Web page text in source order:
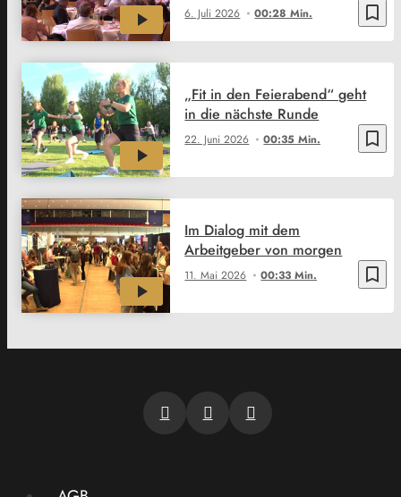
bookmark_border
6. Juli 2026 00:28 Min.
bookmark_border
22. Juni 2026 00:35 Min.
„Fit in den Feierabend“ geht
in die nächste Runde
bookmark_border
11. Mai 2026 00:33 Min.
Im Dialog mit dem
Arbeitgeber von morgen